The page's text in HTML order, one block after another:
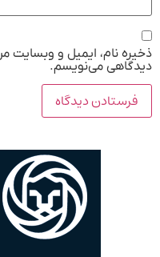
ذخیره نام، ایمیل و وبسایت
دیدگاهی می‌نویسم.